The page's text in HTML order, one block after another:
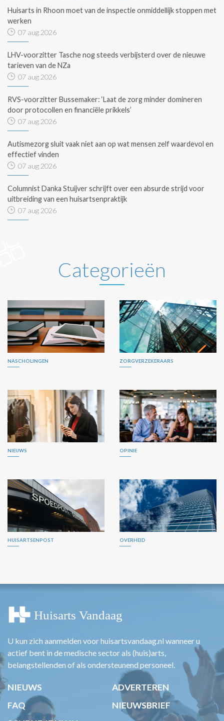
Huisarts in Rhoon moet van de inspectie onmiddellijk stoppen met
werken
07 aug 2026
LHV-voorzitter Tasche nog steeds verbijsterd over de nieuwe
tarieven van de NZa
07 aug 2026
RVS-voorzitter Bussemaker: ‘Laat de zorg minder domineren
door protocollen en financiële prikkels’
07 aug 2026
Autismezorg sluit vaak niet aan op wat mensen zelf waardevol en
effectief vinden
07 aug 2026
Columnist Danka Stuijver schrijft over een absurde strijd voor
uitbreiding van een huisartsenpraktijk
07 aug 2026
Categorieën
NASCHOLINGEN ZORGVERZEKERAARS
NIEUWS OPINIE
HUISARTSENPOST OVERHEID
U kun zich aanmelden voor huisartsvandaag.nl wanneer u
actief bent in de medische sector als (huis)arts,
belangstellenden of als ondersteunend personeel.
NIEUWS
ADVERTEREN
FAQ
NIEUWSBRIEF